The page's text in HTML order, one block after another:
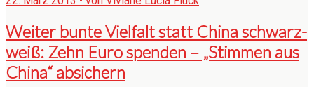
Weiter bunte Vielfalt statt China schwarz-
weiß: Zehn Euro spenden – „Stimmen aus
China“ absichern